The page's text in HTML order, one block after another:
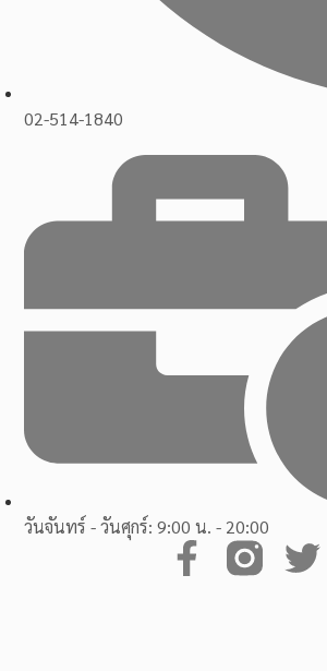
02-514-1840
วันจันทร์ - วันศุกร์: 9:00 น. - 20:00